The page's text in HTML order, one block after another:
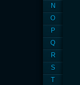
N
O
P
Q
R
S
T